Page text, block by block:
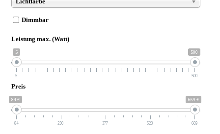
Dimmbar
Leistung max. (Watt)
5 500
5 500
Preis
84 € 669 €
84 230 377 523 669